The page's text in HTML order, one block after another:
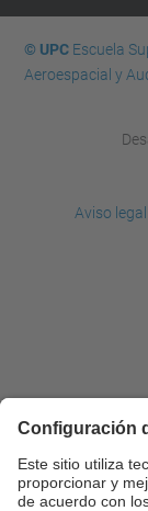
© UPCEscuela
Aeroespacial y
Aviso legal